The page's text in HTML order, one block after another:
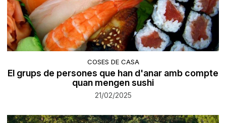
COSES DE CASA
El grups de persones que han d'anar amb compte
quan mengen sushi
21/02/2025